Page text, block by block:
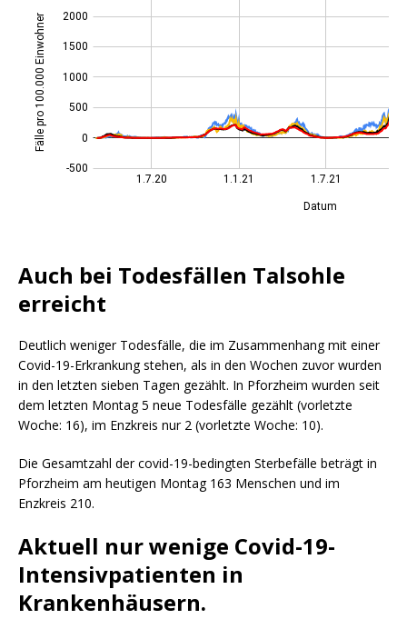
Auch bei Todesfällen Talsohle
erreicht
Deutlich weniger Todesfälle, die im Zusammenhang mit einer
Covid-19-Erkrankung stehen, als in den Wochen zuvor wurden
in den letzten sieben Tagen gezählt. In Pforzheim wurden seit
dem letzten Montag 5 neue Todesfälle gezählt (vorletzte
Woche: 16), im Enzkreis nur 2 (vorletzte Woche: 10).
Die Gesamtzahl der covid-19-bedingten Sterbefälle beträgt in
Pforzheim am heutigen Montag 163 Menschen und im
Enzkreis 210.
Aktuell nur wenige Covid-19-
Intensivpatienten in
Krankenhäusern.